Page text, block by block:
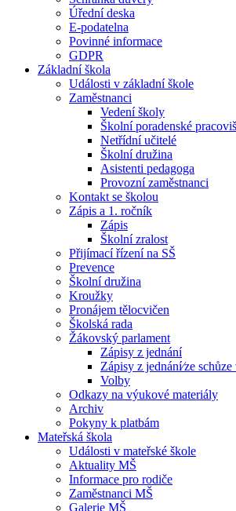
Úřední deska
E-podatelna
Povinné informace
GDPR
Základní škola
Události v základní škole
Zaměstnanci
Vedení školy
Školní poradenské
Netřídní učitelé
Školní družina
Asistenti pedagoga
Provozní zaměstnanci
Kontakt se školou
Zápis a 1. ročník
Zápis
Školní zralost
Přijímací řízení na SŠ
Prevence
Školní družina
Kroužky
Pronájem tělocvičen
Školská rada
Žákovský parlament
Zápisy z jednání
Zápisy z jednání⁄ze
Volby
Odkazy na výukové materiály
Archiv
Pokyny k platbám
Mateřská škola
Události v mateřské škole
Aktuality MŠ
Informace pro rodiče
Zaměstnanci MŠ
Galerie MŠ